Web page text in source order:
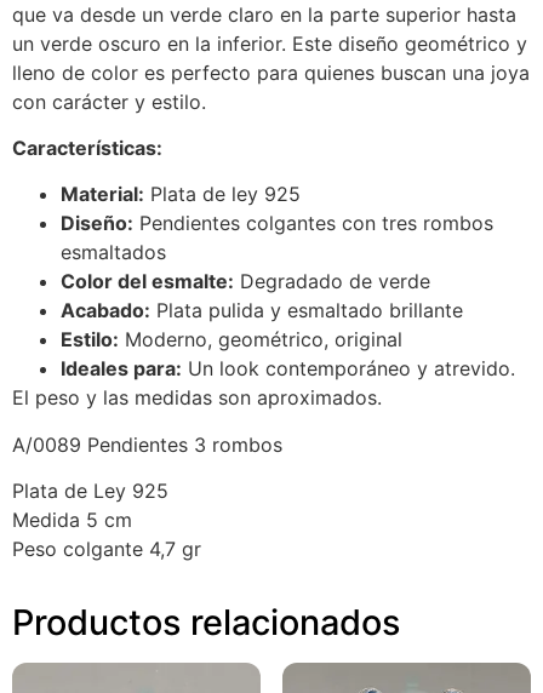
que va desde un verde claro en la parte superior hasta
un verde oscuro en la inferior. Este diseño geométrico y
lleno de color es perfecto para quienes buscan una joya
con carácter y estilo.
Características:
Material: Plata de ley 925
Diseño: Pendientes colgantes con tres rombos
esmaltados
Color del esmalte: Degradado de verde
Acabado: Plata pulida y esmaltado brillante
Estilo: Moderno, geométrico, original
Ideales para: Un look contemporáneo y atrevido.
El peso y las medidas son aproximados.
A/0089 Pendientes 3 rombos
Plata de Ley 925
Medida 5 cm
Peso colgante 4,7 gr
Productos relacionados